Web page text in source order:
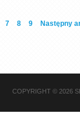
7 8 9 Następny
COPYRIGHT © 2026